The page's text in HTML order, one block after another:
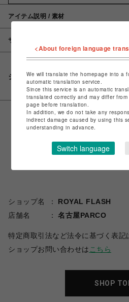
アイテム説明 / 素材
サイズ
シェアする
ショップ名
ROYAL FLASH
店舗名
名古屋PARCO
特定商取引法など法令に基づく表記
ショップお問い合わせは こちら
SHOP
<About foreign language
We will translate the homepage into a
automatic translation service.
Since this service is an automatic
translated correctly and may differ
page before translation.
In addition, we do not take any
indirect damage caused by using this
understanding in advance.
Switch language